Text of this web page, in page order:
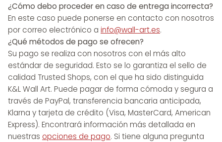
¿Cómo debo proceder en caso de entrega incorrecta?
En este caso puede ponerse en contacto con nosotros
por correo electrónico a info@wall-art.es.
¿Qué métodos de pago se ofrecen?
Su pago se realiza con nosotros con el más alto
estándar de seguridad. Esto se lo garantiza el sello de
calidad Trusted Shops, con el que ha sido distinguida
K&L Wall Art. Puede pagar de forma cómoda y segura a
través de PayPal, transferencia bancaria anticipada,
Klarna y tarjeta de crédito (Visa, MasterCard, American
Express). Encontrará información más detallada en
nuestras opciones de pago. Si tiene alguna pregunta